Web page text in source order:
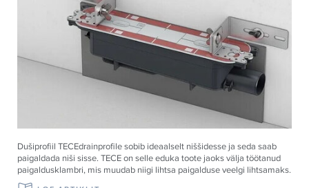
Dušiprofiil TECEdrainprofile sobib ideaalselt niššidesse ja seda saab
paigaldada niši sisse. TECEon selle eduka toote jaoks välja töötanud
paigaldusklambri, mis muudab niigi lihtsa paigalduse veelgi lihtsamaks.